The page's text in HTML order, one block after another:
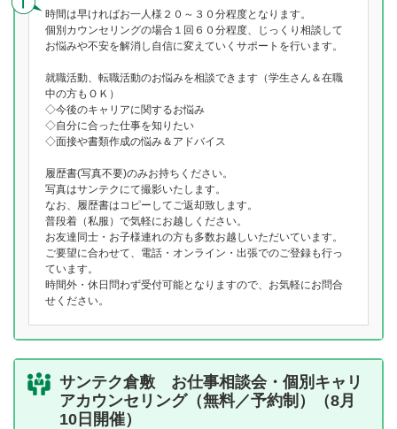
時間は早ければお一人様２０～３０分程度となります。
個別カウンセリングの場合１回６０分程度、じっくり相談して
お悩みや不安を解消し自信に変えていくサポートを行います。
就職活動、転職活動のお悩みを相談できます（学生さん＆在職
中の方もＯＫ）
◇今後のキャリアに関するお悩み
◇自分に合った仕事を知りたい
◇面接や書類作成の悩み＆アドバイス
履歴書(写真不要)のみお持ちください。
写真はサンテクにて撮影いたします。
なお、履歴書はコピーしてご返却致します。
普段着（私服）で気軽にお越しください。
お友達同士・お子様連れの方も多数お越しいただいています。
ご要望に合わせて、電話・オンライン・出張でのご登録も行っ
ています。
時間外・休日問わず受付可能となりますので、お気軽にお問合
せください。
サンテク倉敷 お仕事相談会・個別キャリ
アカウンセリング（無料／予約制）（8月
10日開催）